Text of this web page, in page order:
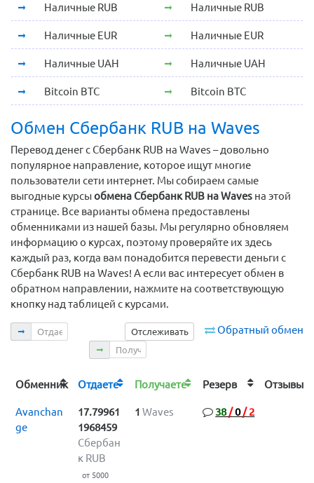
Наличные RUB Наличные RUB
Наличные EUR Наличные EUR
Наличные UAH Наличные UAH
Bitcoin BTC Bitcoin BTC
Обмен Сбербанк RUB на Waves
Перевод денег с Сбербанк RUB на Waves – довольно
популярное направление, которое ищут многие
пользователи сети интернет. Мы собираем самые
выгодные курсыобмена Сбербанк RUB на Waves на этой
странице. Все варианты обмена предоставлены
обменниками из нашей базы. Мы регулярно обновляем
информацию о курсах, поэтому проверяйте их здесь
каждый раз, когда вам понадобится перевести деньги с
Сбербанк RUB на Waves! А если вас интересует обмен в
обратном направлении, нажмите на соответствующую
кнопку над таблицей с курсами.
Обратный обмен
Отслеживать
Отдаете
Получаете
Обменник Отдаете Получаете Резерв
Avanchan
ge
17.79961
1968459
Сбербан
к RUB
от 5000
1 Waves 38/0/ 2